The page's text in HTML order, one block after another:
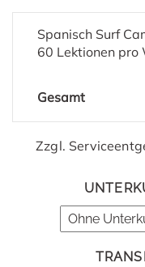
Spanisch Surf
60 Lektionen pro
Gesamt
Zzgl.